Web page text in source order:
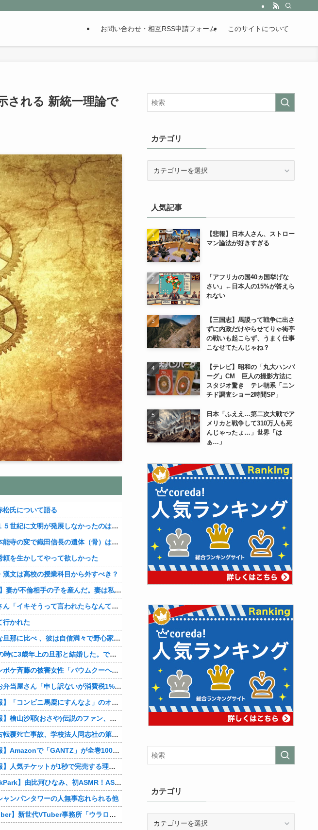
包まれる魅惑の世界を探求しよう。歴史が苦手な人も魅了するまとめサイトです。
お問い合わせ・相互RSS申請フォーム このサイトについて
される 新統一理論で
松氏について語る
世紀に文明が発展しなかったのは何故か？
の変で織田信長の遺体（骨）は見つからなかったのか
頼を生かしてやって欲しかった
漢文は高校の授業科目から外すべき？
子を産んだ。妻は私が知らないと思っている。遠方のため会うのは年に数回程度だが、今も不倫相手とは切れていない。そしてまもなく妻は不倫相手に会いに行く…
イキそうって言われたらなんて答えるのが一番いい？」
行かれた
信満々で野心家。ポジティブな彼に惹かれバイト後や休みの日に会うようになり、男女の関係になるまで時間はいらなかった… だが彼はただのバカだったｗ
結婚した。でもその時まだ元彼のこと忘れられなくて、元彼の再アタックに負けて浮気しちゃって… でも結局ばれて旦那の辛そうな姿見て初めて後悔した…
の被害女性「バウムクーヘン売ったりTikTokライブしててムカついたから示談しなかった」
ん「申し訳ないが消費税1%になったらその分商品代を値上げするわ」 「うちも！」
コンビニ馬鹿にすんなよ」のオーナー夫婦、不起訴ｗｗｗｗｗｗｗｗ
沙耶(おさや)伝説のファン、子供ができたおさやへの正直な気持ちを語るｗ
学校法人同志社の第三者委員会が調査報告書を公表 … 安全配慮義務違反や安全管理に関する検証を妨げた組織風土の存在を指摘
】Amazonで「GANTZ」が全巻100円他
気チケットが1秒で完売する理由、こういうことだったｗｗｗｗ他
】由比河ひなみ、初ASMR！ASMRの伸び代あるよ他
ャンパンタワーの人無事忘れられる他
VTuber事務所「ウラロジゲームカンパニー」より、ゲームの世界から“逆異世界転生”した5名が8月19日にデビュー！他
カテゴリ
人気記事
【悲報】日本人さん、ストロー
マン論法が好きすぎる
「アフリカの国40ヵ国挙げな
さい」←日本人の15%が答えら
れない
【三国志】馬謖って戦争に出さ
ずに内政だけやらせてりゃ街亭
の戦いも起こらず、うまく仕事
こなせてたんじゃね？
【テレビ】昭和の「丸大ハンバ
ーグ」CM 巨人の撮影方法に
スタジオ驚き テレ朝系「ニン
チド調査ショー2時間SP」
日本「ふええ…第二次大戦でア
メリカと戦争して310万人も死
んじゃったょ…」世界「は
ぁ…」
カテゴリ